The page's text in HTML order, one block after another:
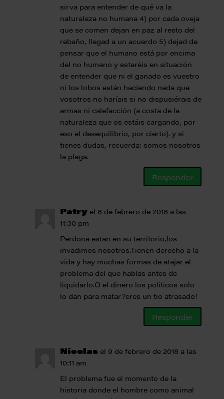
sirva para entender de qué va la
naturaleza no humana 4) por cada oveja
que se comen dejan en paz al resto del
rebaño, llegad a un acuerdo 5) dejad de
pensar que el humano está por encima
del no humano y estaréis en situación
de entender que ni el ganado es vuestro
ni los lobos están haciendo nada que
vosotros no haríais si no dispusiérais de
armas ni calefacción (a costa de la
naturaleza que os estáis cargando, por
eso el desequilibrio, por cierto). y si
tienes dudas, recuerda: somos nosotros
la plaga.
Responder
Patry el 8 de febrero de 2018 a las
11:30 pm
Perdona estan en su territorio,los
invadimos nosotros.Tienen derecho a la
vida y hay muchas formas de atajar el
problema del que hablas antes de
liquidarlo.O el dinero los políticos solo
lo dan para matar?eres un tio atrasado!
Responder
Nicolas el 9 de febrero de 2018 a las
10:11 am
El problema fue el momento de la
historia donde el hombre como animal